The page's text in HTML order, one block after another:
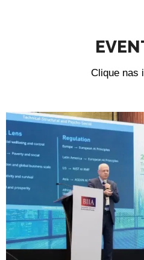
Clique nas
BIIA Business
Association